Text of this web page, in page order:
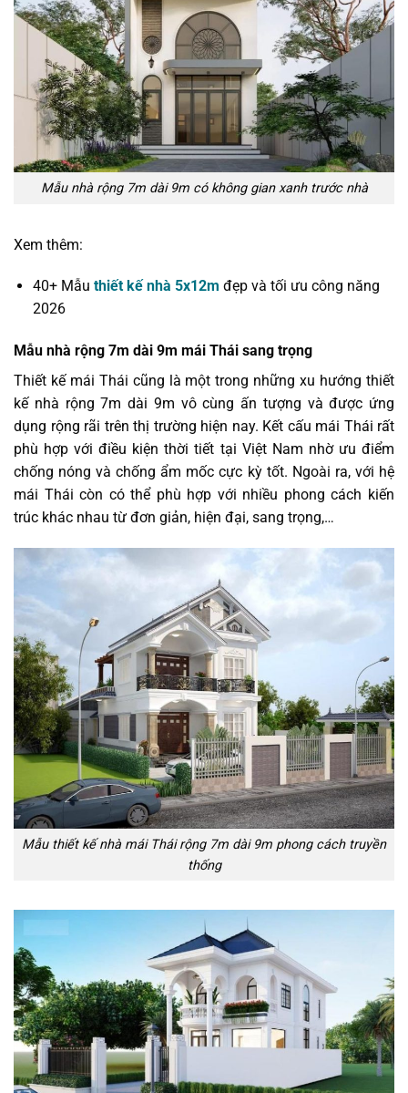
Mẫu nhà rộng 7m dài 9m có không gian xanh trước nhà
Xem thêm:
40+ Mẫu thiết kế nhà 5x12m đẹp và tối ưu công năng
2026
Mẫu nhà rộng 7m dài 9m mái Thái sang trọng
Thiết kế mái Thái cũng là một trong những xu hướng thiết
kế nhà rộng 7m dài 9m vô cùng ấn tượng và được ứng
dụng rộng rãi trên thị trường hiện nay. Kết cấu mái Thái rất
phù hợp với điều kiện thời tiết tại Việt Nam nhờ ưu điểm
chống nóng và chống ẩm mốc cực kỳ tốt. Ngoài ra, với hệ
mái Thái còn có thể phù hợp với nhiều phong cách kiến
trúc khác nhau từ đơn giản, hiện đại, sang trọng,…
Mẫu thiết kế nhà mái Thái rộng 7m dài 9m phong cách truyền
thống